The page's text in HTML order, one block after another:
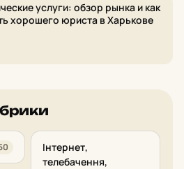
услуги: обзор рынка и как
хорошего юриста в Харькове
Інтернет,
телебачення,